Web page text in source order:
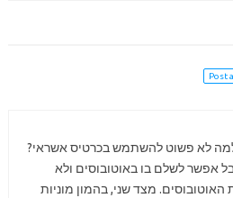
Post
לא פשוט להשתמש בכרטיס אשראי?
אפשר לשלם בו באוטובוסים ולא
מצד שני, בהמון מוניות